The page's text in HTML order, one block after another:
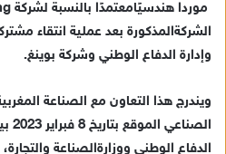
موردا هندسيامعتمدا بالنسبة لشركة
الشركةالمذكورة بعد عملية انتقاء
وإدارة الدفاع الوطني وشركة بوينغ.
ويندرج هذا التعاون مع الصناعة
الصناعي الموقع بتاريخ فبراير
الدفاع الوطني ووزارةالصناعة والتجارة،